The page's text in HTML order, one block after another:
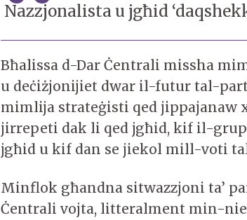
Nazzjonalista u jgħid
Bħalissa d-Dar Ċentrali missha
u deċiżjonijiet dwar il-futur tal-
mimlija strateġisti qed jippajanaw
jirrepeti dak li qed jgħid, kif il-
jgħid u kif dan se jiekol mill-voti
Minflok għandna sitwazzjoni ta’
Ċentrali vojta, litteralment min-